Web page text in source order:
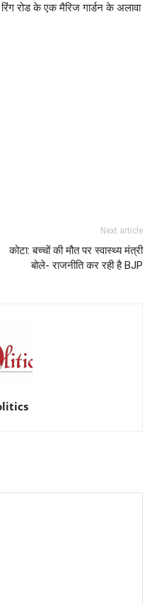
रोड के एक मैरिज गार्डन के अलावा
Next article
कोटा: बच्चों की मौत पर स्वास्थ्य मंत्री
बोले- राजनीति कर रही है BJP